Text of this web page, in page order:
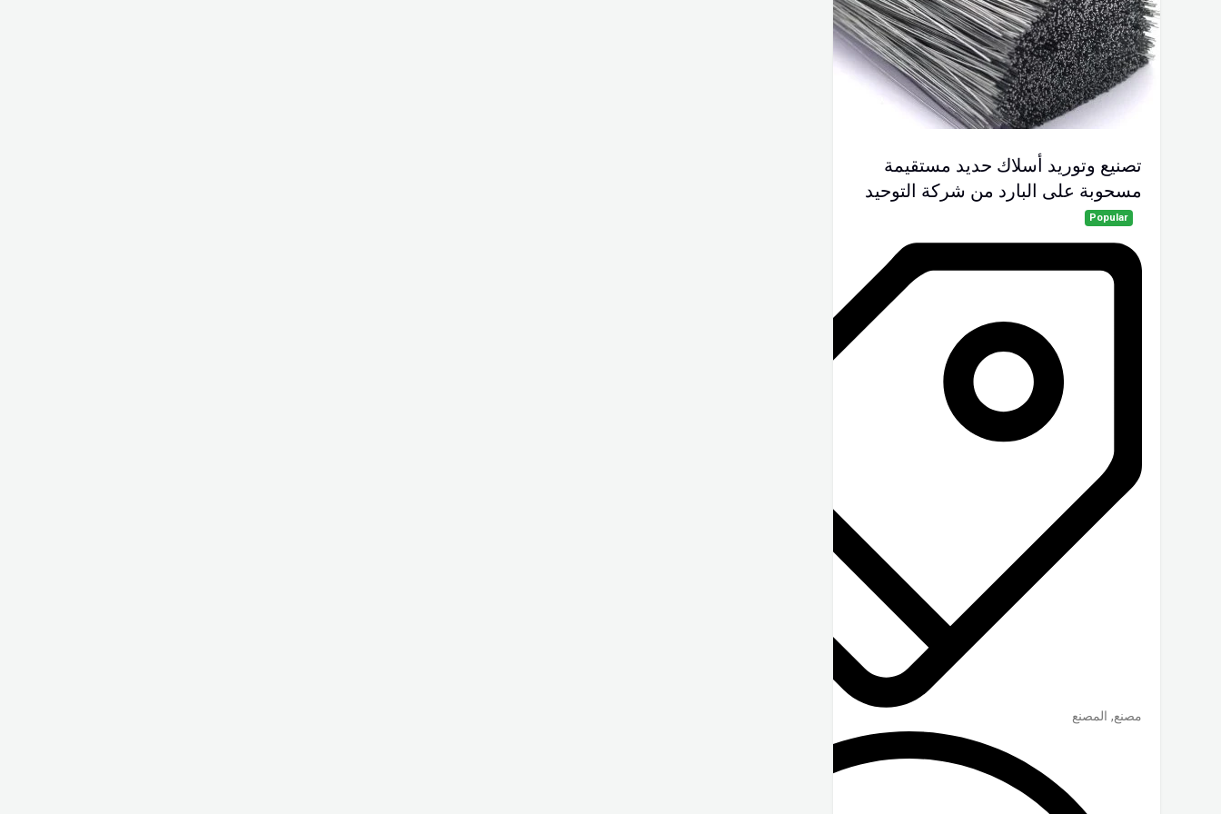
تصنيع وتوريد أسلاك حديد مستقيمة
مسحوبة على البارد من شركة التوحيد
Popular
مصنع, المصنع